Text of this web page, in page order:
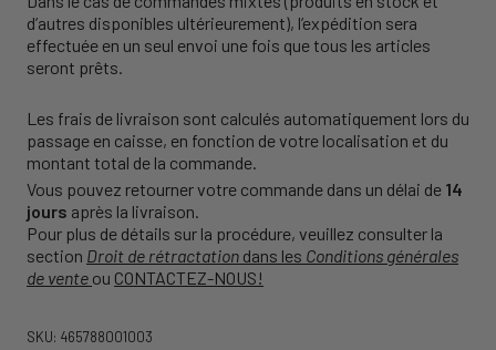
d’autres disponibles ultérieurement), l’expédition sera
effectuée en un seul envoi une fois que tous les articles
seront prêts.
Les frais de livraison sont calculés automatiquement lors du
passage en caisse, en fonction de votre localisation et du
montant total de la commande.
Vous pouvez retourner votre commande dans un délai de 14
jours après la livraison.
Pour plus de détails sur la procédure, veuillez consulter la
section Droit de rétractation dans les Conditions générales
de vente ou CONTACTEZ-NOUS!
SKU: 465788001003